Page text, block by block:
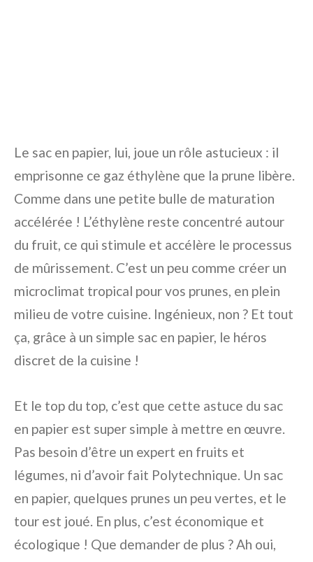
Le sac en papier, lui, joue un rôle astucieux : il
emprisonne ce gaz éthylène que la prune libère.
Comme dans une petite bulle de maturation
accélérée ! L’éthylène reste concentré autour
du fruit, ce qui stimule et accélère le processus
de mûrissement. C’est un peu comme créer un
microclimat tropical pour vos prunes, en plein
milieu de votre cuisine. Ingénieux, non ? Et tout
ça, grâce à un simple sac en papier, le héros
discret de la cuisine !
Et le top du top, c’est que cette astuce du sac
en papier est super simple à mettre en œuvre.
Pas besoin d’être un expert en fruits et
légumes, ni d’avoir fait Polytechnique. Un sac
en papier, quelques prunes un peu vertes, et le
tour est joué. En plus, c’est économique et
écologique ! Que demander de plus ? Ah oui,